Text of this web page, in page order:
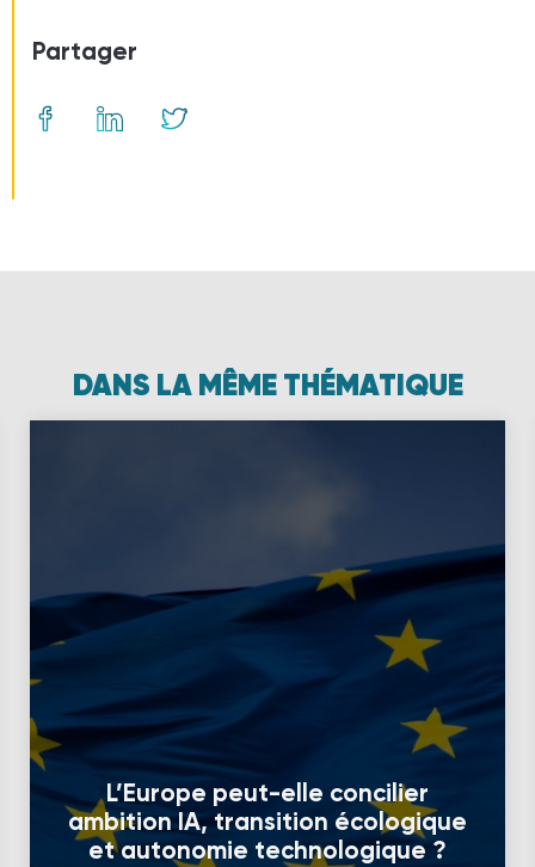
Partager
DANS LA MÊME THÉMATIQUE
L’Europe peut-elle concilier
ambition IA, transition écologique
et autonomie technologique ?